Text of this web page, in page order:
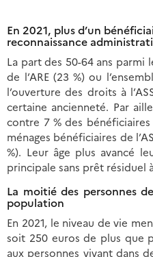
En 2021, plus d’un
reconnaissance
La part des 50-64 ans parmi
de l’ARE (23 %) ou
l’ouverture des droits à
certaine ancienneté. Par
contre 7 % des
ménages bénéficiaires de
%). Leur âge plus avancé
principale sans prêt résiduel
La moitié des personnes
population
En 2021, le niveau de vie
soit 250 euros de plus que
aux personnes vivant dans